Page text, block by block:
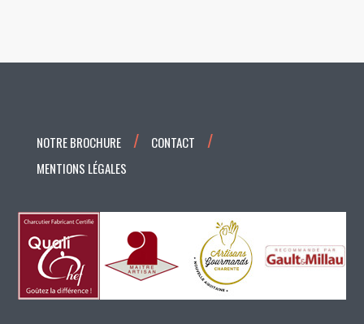
NOTRE BROCHURE
CONTACT
MENTIONS LÉGALES